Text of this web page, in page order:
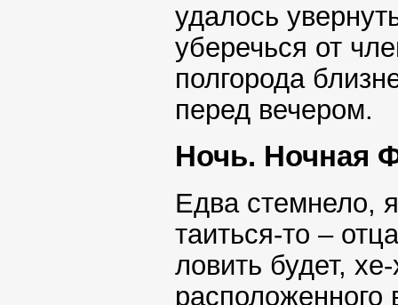
удалось
уберечься от
полгорода
перед вечером.
Ночь. Ночная
Едва стемнело,
таиться-то –
ловить будет,
расположенного